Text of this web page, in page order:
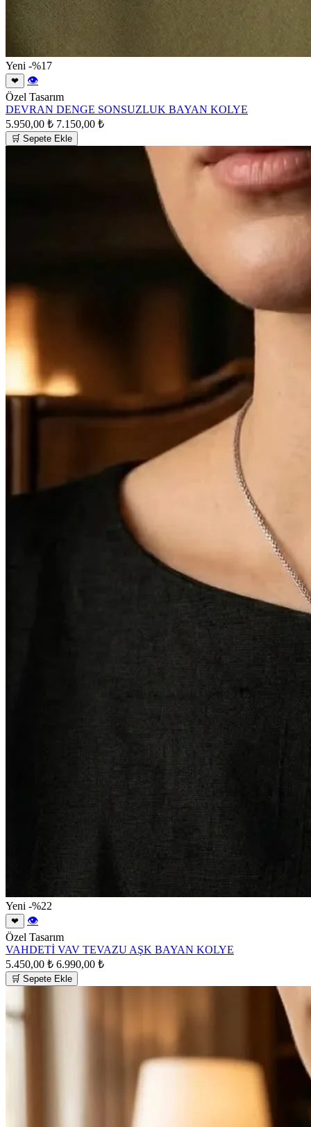
Yeni -%17
❤
👁
Özel Tasarım
DEVRAN DENGE SONSUZLUK BAYAN KOLYE
5.950,00 ₺ 7.150,00 ₺
🛒 Sepete Ekle
Yeni -%22
❤
👁
Özel Tasarım
VAHDETİ VAV TEVAZU AŞK BAYAN KOLYE
5.450,00 ₺ 6.990,00 ₺
🛒 Sepete Ekle